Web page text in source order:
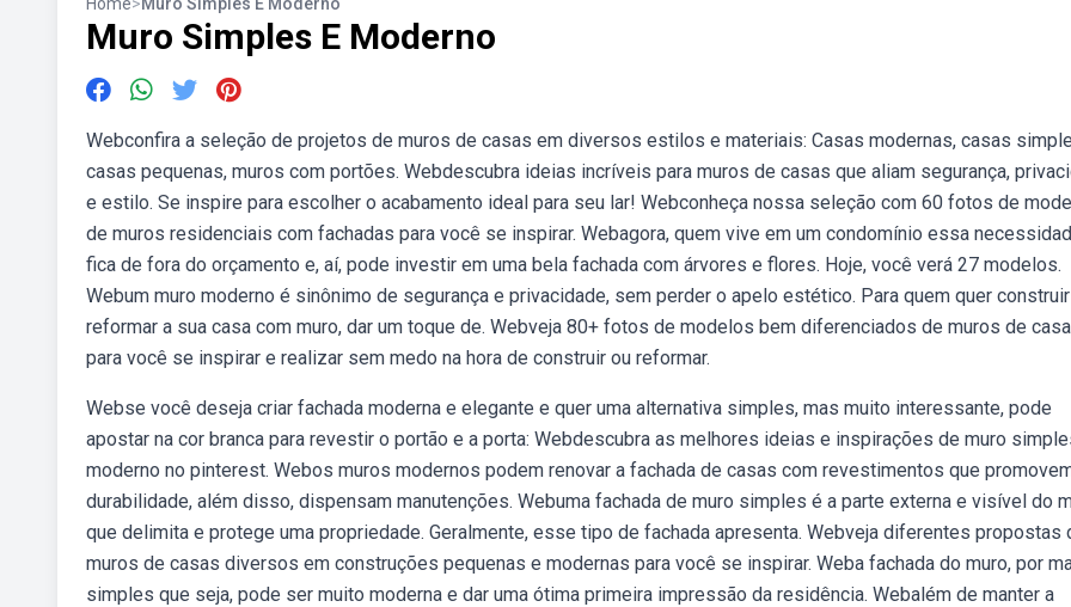
Muro Simples E Moderno
Webconfira a seleção de projetos de muros de casas em diversos estilos e materiais: Casas modernas, casas
casas pequenas, muros com portões. Webdescubra ideias incríveis para muros de casas que aliam segurança,
e estilo. Se inspire para escolher o acabamento ideal para seu lar! Webconheça nossa seleção com 60 fotos de
de muros residenciais com fachadas para você se inspirar. Webagora, quem vive em um condomínio essa
fica de fora do orçamento e, aí, pode investir em uma bela fachada com árvores e flores. Hoje, você verá 27 modelos.
Webum muro moderno é sinônimo de segurança e privacidade, sem perder o apelo estético. Para quem quer
reformar a sua casa com muro, dar um toque de. Webveja 80+ fotos de modelos bem diferenciados de muros de
para você se inspirar e realizar sem medo na hora de construir ou reformar.
Webse você deseja criar fachada moderna e elegante e quer uma alternativa simples, mas muito interessante, pode
apostar na cor branca para revestir o portão e a porta: Webdescubra as melhores ideias e inspirações de muro
moderno no pinterest. Webos muros modernos podem renovar a fachada de casas com revestimentos que
durabilidade, além disso, dispensam manutenções. Webuma fachada de muro simples é a parte externa e visível do
que delimita e protege uma propriedade. Geralmente, esse tipo de fachada apresenta. Webveja diferentes propostas
muros de casas diversos em construções pequenas e modernas para você se inspirar. Weba fachada do muro, por
simples que seja, pode ser muito moderna e dar uma ótima primeira impressão da residência. Webalém de manter a